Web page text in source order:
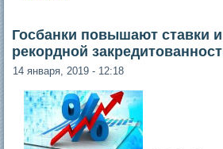
Госбанки повышают ставки
рекордной
14 января, 2019 - 12:18